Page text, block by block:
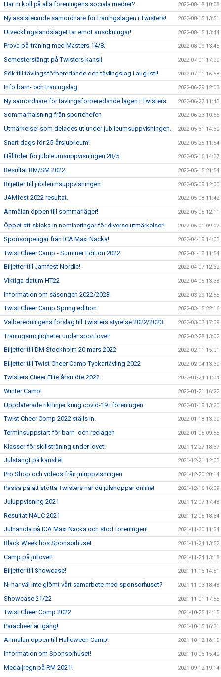
Har ni koll på alla föreningens sociala medier? 2022-08-18 10:08
Ny assisterande samordnare för träningslagen i Twisters! 2022-08-15 13:51
Utvecklingslandslaget tar emot ansökningar! 2022-08-15 13:44
Prova på-träning med Masters 14/8. 2022-08-09 13:45
Semesterstängt på Twisters kansli 2022-07-01 17:00
Sök till tävlingsförberedande och tävlingslag i augusti! 2022-07-01 16:58
Info barn- och träningslag 2022-06-29 12:03
Ny samordnare för tävlingsförberedande lagen i Twisters 2022-06-23 11:43
Sommarhälsning från sportchefen 2022-06-23 10:55
Utmärkelser som delades ut under jubileumsuppvisningen. 2022-05-31 14:30
Snart dags för 25-årsjubileum! 2022-05-25 11:54
Hålltider för jubileumsuppvisningen 28/5 2022-05-16 14:37
Resultat RM/SM 2022 2022-05-15 21:54
Biljetter till jubileumsuppvisningen. 2022-05-09 12:00
JAMfest 2022 resultat. 2022-05-08 11:42
Anmälan öppen till sommarläger! 2022-05-05 12:11
Öppet att skicka in nomineringar för diverse utmärkelser! 2022-05-01 09:07
Sponsorpengar från ICA Maxi Nacka! 2022-04-19 14:03
Twist Cheer Camp - Summer Edition 2022 2022-04-13 11:54
Biljetter till Jamfest Nordic! 2022-04-07 12:32
Viktiga datum HT22 2022-04-05 13:38
Information om säsongen 2022/2023! 2022-03-29 12:55
Twist Cheer Camp Spring edition 2022-03-15 22:16
Valberedningens förslag till Twisters styrelse 2022/2023 2022-03-03 17:09
Träningsmöjligheter under sportlovet! 2022-02-28 13:02
Biljetter till DM Stockholm 20 mars 2022 2022-02-11 15:01
Biljetter till Twist Cheer Comp Tyckartävling 2022 2022-02-04 13:30
Twisters Cheer Elite årsmöte 2022 2022-01-24 11:34
Winter Camp! 2022-01-21 16:22
Uppdaterade riktlinjer kring covid-19 i föreningen. 2022-01-19 13:20
Twist Cheer Comp 2022 ställs in. 2022-01-18 13:00
Terminsuppstart för barn- och reclagen 2022-01-05 09:55
Klasser för skillsträning under lovet! 2021-12-27 18:37
Julstängt på kansliet 2021-12-21 12:03
Pro Shop och videos från juluppvisningen 2021-12-20 20:14
Passa på att stötta Twisters när du julshoppar online! 2021-12-16 16:09
Juluppvisning 2021 2021-12-07 17:48
Resultat NALC 2021 2021-12-05 18:34
Julhandla på ICA Maxi Nacka och stöd föreningen! 2021-11-30 11:34
Black Week hos Sponsorhuset. 2021-11-24 13:52
Camp på jullovet! 2021-11-24 13:18
Biljetter till Showcase! 2021-11-16 14:51
Ni har väl inte glömt vårt samarbete med sponsorhuset? 2021-11-03 18:48
Showcase 21/22 2021-11-01 17:55
Twist Cheer Comp 2022 2021-10-25 14:15
Paracheer är igång! 2021-10-15 16:31
Anmälan öppen till Halloween Camp! 2021-10-12 18:10
Information om Sponsorhuset! 2021-10-06 15:40
Medaljregn på RM 2021! 2021-09-12 19:14